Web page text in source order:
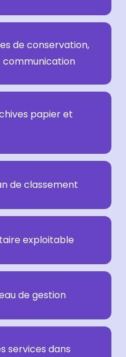
de conservation,
communication
papier et
de classement
exploitable
de gestion
services dans